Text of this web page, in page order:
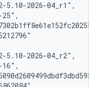
5.10-2026-04_r1",
5.10-2026-04_r2",